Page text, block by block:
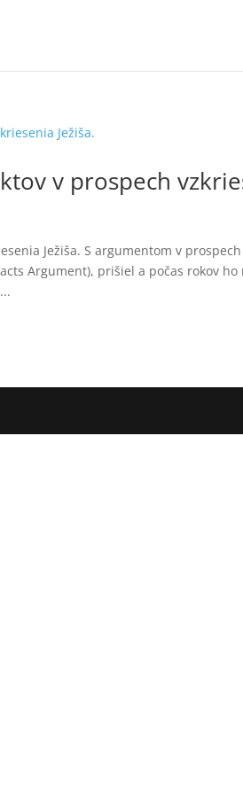
v prospech
Ježiša. S argumentom v
Argument), prišiel a počas rokov